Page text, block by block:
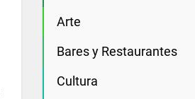
Arte
Bares y Restaurantes
Cultura